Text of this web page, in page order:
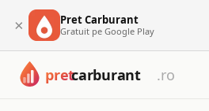
× Pret Carburant
Gratuit pe Google Play